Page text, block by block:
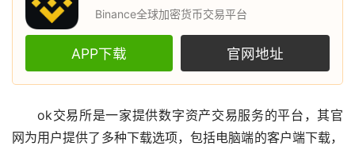
Binance全球加密货币交易平台
APP下载 官网地址
ok交易所是一家提供数字资产交易服务的平台，其官
网为用户提供了多种下载选项，包括电脑端的客户端下载，